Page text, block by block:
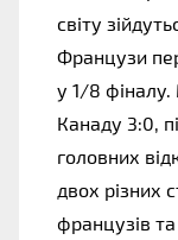
світу
Французи
у 1/8
Канаду 3:0,
головних
двох різних
французів та